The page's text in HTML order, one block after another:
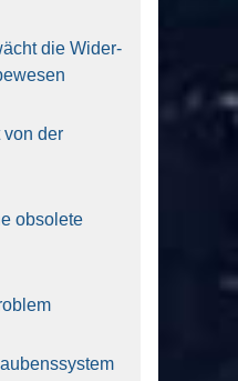
die Wider­
von der
obso­le­te